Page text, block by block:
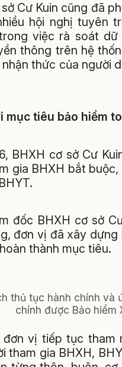
Cư Kuin cũng đã
hội nghị tuyên
việc rà soát
thông trên hệ
thức của người
mục tiêu bảo hiểm
BHXH cơ sở Cư
gia BHXH bắt
đốc BHXH cơ sở
đơn vị đã xây
thành mục tiêu.
thủ tục hành chính và
chính được Bảo hiểm
vị tiếp tục tham
tham gia BHXH,